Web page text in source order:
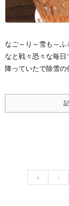
なご～り～雪も～ふ
なと戦々恐々な毎
降っていたで除雪の
« ‹